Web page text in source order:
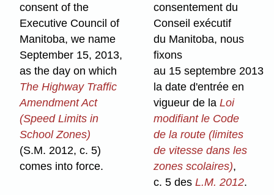
consent of the
Executive Council of
Manitoba, we name
September 15, 2013,
as the day on which
The Highway Traffic
Amendment Act
(Speed Limits in
School Zones)
(S.M. 2012, c. 5)
comes into force.
consentement du
Conseil exécutif
du Manitoba, nous
fixons
au 15 septembre 2013
la date d'entrée en
vigueur de laLoi
modifiant le Code
de la route (limites
de vitesse dans les
zones scolaires),
c. 5 desL.M. 2012.